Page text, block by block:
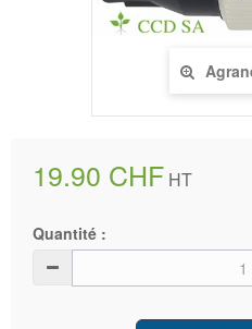
19.90 CHF HT
Quantité :